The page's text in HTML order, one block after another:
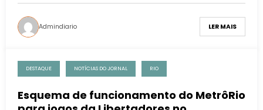
Admindiario LER MAIS
DESTAQUE NOTÍCIAS DO JORNAL RIO
Esquema de funcionamento do MetrôRio